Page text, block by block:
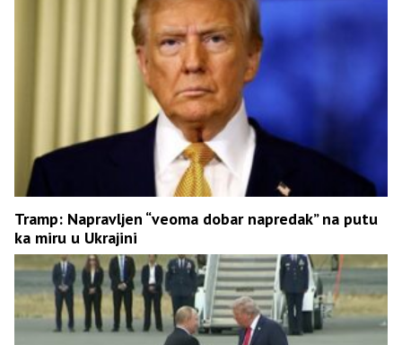
Tramp: Napravljen “veoma dobar napredak” na putu
ka miru u Ukrajini